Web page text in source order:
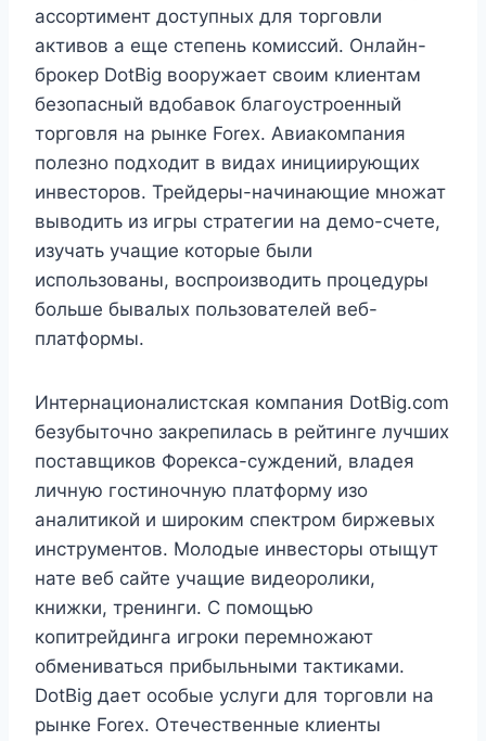
ассортимент доступных для торговли
активов а еще степень комиссий. Онлайн-
брокер DotBig вооружает своим клиентам
безопасный вдобавок благоустроенный
торговля на рынке Forex. Авиакомпания
полезно подходит в видах инициирующих
инвесторов. Трейдеры-начинающие множат
выводить из игры стратегии на демо-счете,
изучать учащие которые были
использованы, воспроизводить процедуры
больше бывалых пользователей веб-
платформы.
Интернационалистская компания DotBig.com
безубыточно закрепилась в рейтинге лучших
поставщиков Форекса-суждений, владея
личную гостиночную платформу изо
аналитикой и широким спектром биржевых
инструментов. Молодые инвесторы отыщут
нате веб сайте учащие видеоролики,
книжки, тренинги. С помощью
копитрейдинга игроки перемножают
обмениваться прибыльными тактиками.
DotBig дает особые услуги для торговли на
рынке Forex. Отечественные клиенты